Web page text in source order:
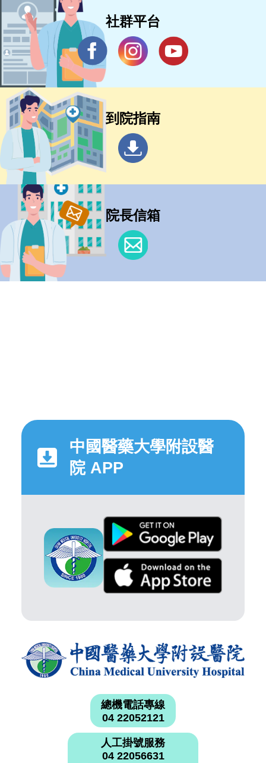
社群平台
到院指南
院長信箱
中國醫藥大學附設醫
院 APP
總機電話專線
04 22052121
人工掛號服務
04 22056631